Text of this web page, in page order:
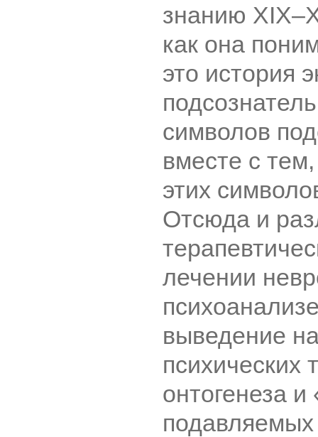
знанию
как она
это история
символов
вместе с
этих
Отсюда и
лечении
выведение
психических
онтогенеза
подавляемых